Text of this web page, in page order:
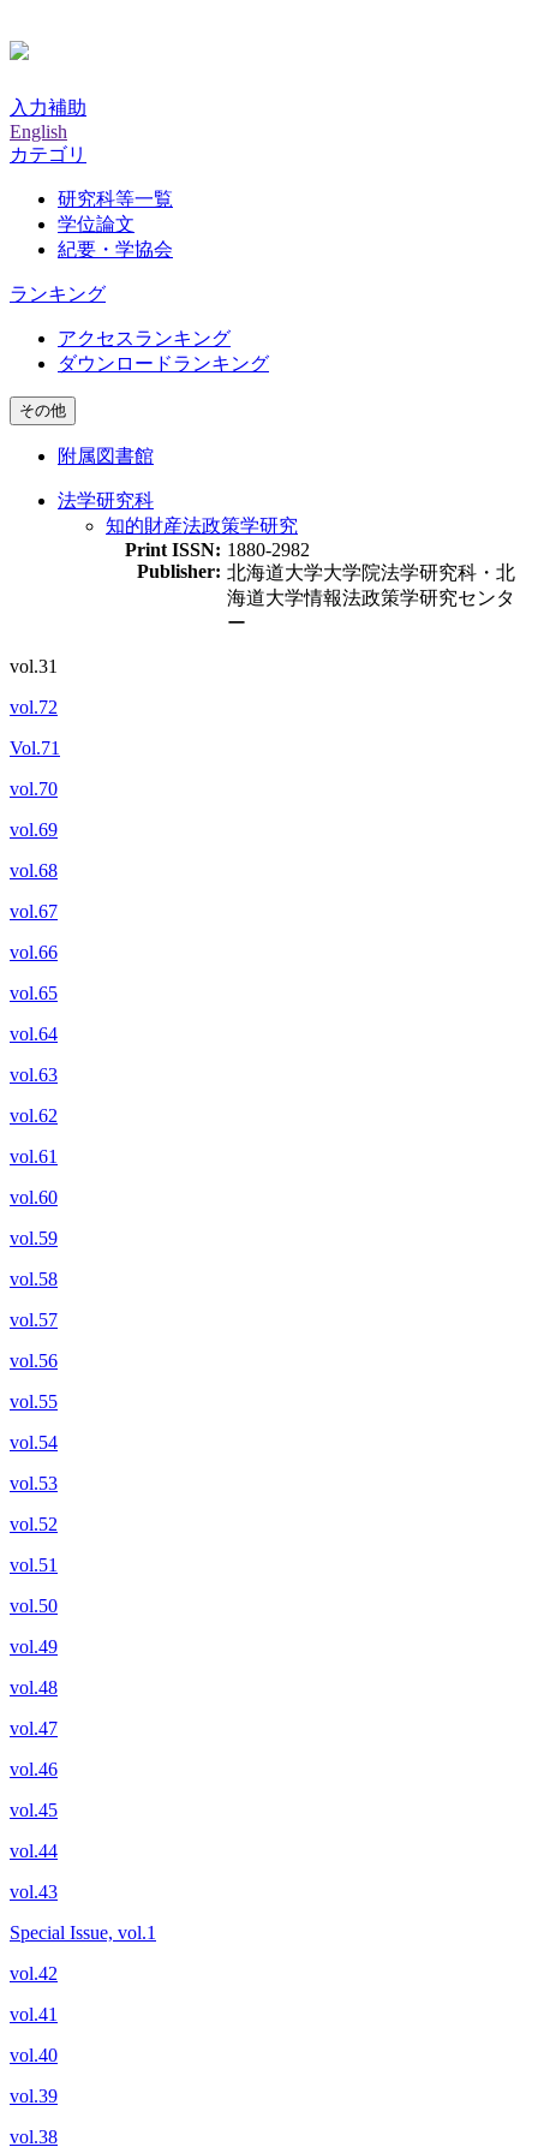
入力補助
English
カテゴリ
研究科等一覧
学位論文
紀要・学協会
ランキング
アクセスランキング
ダウンロードランキング
その他
附属図書館
法学研究科
知的財産法政策学研究
Print ISSN: 1880-2982
Publisher: 北海道大学大学院法学研究科・北
海道大学情報法政策学研究センタ
ー
vol.31
vol.72
Vol.71
vol.70
vol.69
vol.68
vol.67
vol.66
vol.65
vol.64
vol.63
vol.62
vol.61
vol.60
vol.59
vol.58
vol.57
vol.56
vol.55
vol.54
vol.53
vol.52
vol.51
vol.50
vol.49
vol.48
vol.47
vol.46
vol.45
vol.44
vol.43
Special Issue, vol.1
vol.42
vol.41
vol.40
vol.39
vol.38